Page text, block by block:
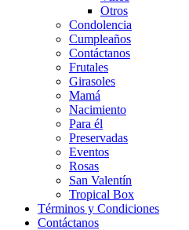
Otros
Condolencia
Cumpleaños
Contáctanos
Frutales
Girasoles
Mamá
Nacimiento
Para él
Preservadas
Eventos
Rosas
San Valentín
Tropical Box
Términos y Condiciones
Contáctanos